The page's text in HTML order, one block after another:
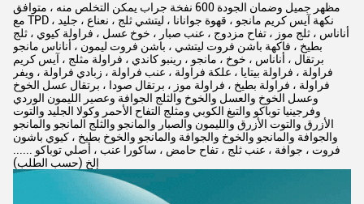
مظهر جميل وضمان الجودة 600 نفخة جراب يمكن التخلص منه ، متوافق
مع TPD ، نكهة آيس كريم مانجو ، قهوة جوانانا ، ليتشي ثلج ، نعناع ، جليد
أناناس ، ثلج موز ، تفاح مزدوج ، عنب صبار ، خوخ عسل ، فراولة كيوي ، ثلج
بطيخ ، فاكهة باشن فروت ليتشي ، باشن فروت ليمون ، أناناس مانجو
برتقال ، أناناس ، خوخ ، مانجو ، رينبو كاندي ، فراولة مثلج ، آيس كريم
فراولة ، فراولة بيتايا ، علكة فراولة ، عنب فراولة ، زبادي فراولة ، ويفر
فراولة ، فراولة بطيخ ، فراولة موز ، برتقال صودا ، برتقال عسل الخوخ
وعسل الخوخ والعسل والخوخ والثلج الجوافة وعصير الليمون الوردي
وفرجينيا توباكو والتبغ الكوبي ومثلج التفاح الأحمر وكولا الجليد والتوت
الأزرق والتوت الأزرق والليمون والصبار والمانجو والثلج المانجو والمانجو
والجوافة والمانجو والخوخ والجوافة والمانجو والخوخ بطيخ ، كيوي باشون
فروت ، جوافة ، عنب ثلج ، تفاح حامض ، ساكورا عنب ، أصلي توباكو ......
إلخ (حسب الطلب)